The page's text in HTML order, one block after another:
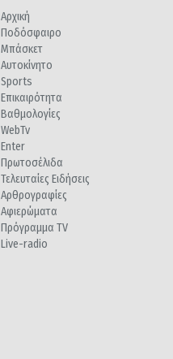
Αρχική
Ποδόσφαιρο
Μπάσκετ
Αυτοκίνητο
Sports
Επικαιρότητα
Βαθμολογίες
WebTv
Enter
Πρωτοσέλιδα
Τελευταίες Ειδήσεις
Αρθρογραφίες
Αφιερώματα
Πρόγραμμα TV
Live-radio